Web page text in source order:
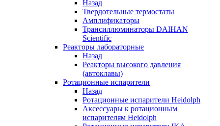
Назад
Твердотельные термостаты
Амплификаторы
Трансиллюминаторы DAIHAN
Scientific
Реакторы лабораторные
Назад
Реакторы высокого давления
(автоклавы)
Ротационные испарители
Назад
Ротационные испарители Heidolph
Аксессуары к ротационным
испарителям Heidolph